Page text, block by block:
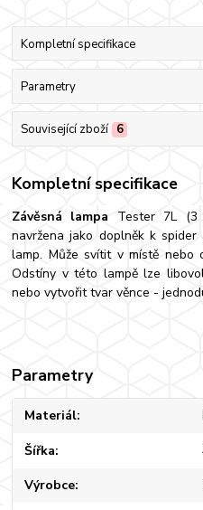
Kompletní specifikace
Parametry
Související zboží 6
Kompletní specifikace
Závěsná lampa Tester 7L (3
navržena jako doplněk k
lamp. Může svítit v místě nebo
Odstíny v této lampě lze
nebo vytvořit tvar věnce -
Parametry
Materiál
Šířka
Výrobce